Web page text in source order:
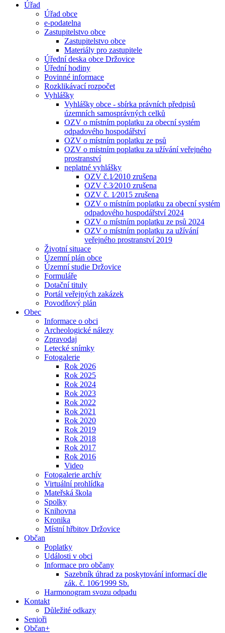
Úřad
Úřad obce
e-podatelna
Zastupitelstvo obce
Zastupitelstvo obce
Materiály pro zastupitele
Úřední deska obce Držovice
Úřední hodiny
Povinné informace
Rozklikávací rozpočet
Vyhlášky
Vyhlášky obce - sbírka právních předpisů
územních samosprávných celků
OZV o místním poplatku za obecní systém
odpadového hospodářství
OZV o místním poplatku ze psů
OZV o místním poplatku za užívání veřejného
prostranství
neplatné vyhlášky
OZV č.1⁄2010 zrušena
OZV č.3⁄2010 zrušena
OZV č. 1⁄2015 zrušena
OZV o místním poplatku za obecní systém
odpadového hospodářství 2024
OZV o místním poplatku ze psů 2024
OZV o místním poplatku za užívání
veřejného prostranství 2019
Životní situace
Územní plán obce
Územní studie Držovice
Formuláře
Dotační tituly
Portál veřejných zakázek
Povodňový plán
Obec
Informace o obci
Archeologické nálezy
Zpravodaj
Letecké snímky
Fotogalerie
Rok 2026
Rok 2025
Rok 2024
Rok 2023
Rok 2022
Rok 2021
Rok 2020
Rok 2019
Rok 2018
Rok 2017
Rok 2016
Video
Fotogalerie archív
Virtuální prohlídka
Mateřská škola
Spolky
Knihovna
Kronika
Místní hřbitov Držovice
Občan
Poplatky
Události v obci
Informace pro občany
Sazebník úhrad za poskytování informací dle
zák. č. 106⁄1999 Sb.
Harmonogram svozu odpadu
Kontakt
Důležité odkazy
Senioři
Občan+